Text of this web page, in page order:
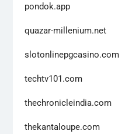
pondok.app
quazar-millenium.net
slotonlinepgcasino.com
techtv101.com
thechronicleindia.com
thekantaloupe.com